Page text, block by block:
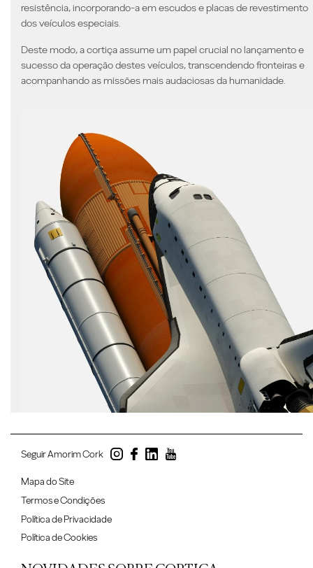
resistência, incorporando-a em escudos e placas de revestimento
dos veículos especiais.
Deste modo, acortiça assume um papel crucial no lançamento e
sucesso da operação destes veículos, transcendendo fronteiras e
acompanhando as missões mais audaciosas da humanidade.
Seguir Amorim Cork
Mapa do Site
Termos e Condições
Política de Privacidade
Política de Cookies